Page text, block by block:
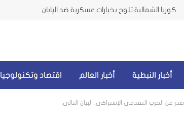
كوريا الشمالية تلوح بخيارات عسكرية ضد اليابان
أخبار النبطية أخبار العالم اقتصاد وتكنولوجيا
صدر عن الحزب التقدمي الإشتراكي، البيان التالي: